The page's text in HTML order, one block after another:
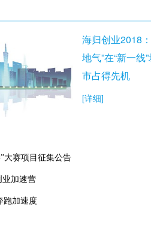
海归创业2018
地气”在“新一线
市占得先机
[详细]
大赛项目征集公告
业加速营
跑加速度